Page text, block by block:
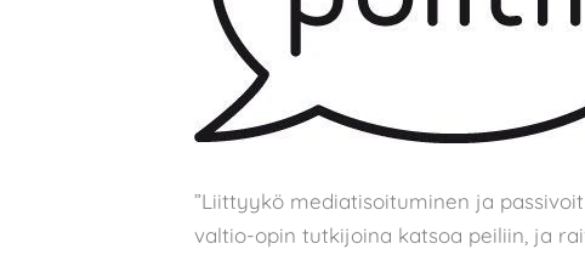
”Liittyykö mediatisoituminen ja
valtio-opin tutkijoina katsoa peiliin, ja